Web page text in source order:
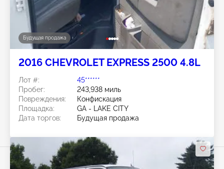
Будущая продажа
2016 CHEVROLET EXPRESS 2500 4.8L
Лот #:
45******
Пробег:
243,938 миль
Повреждения:
Конфискация
Площадка:
GA - LAKE CITY
Дата торгов:
Будущая продажа